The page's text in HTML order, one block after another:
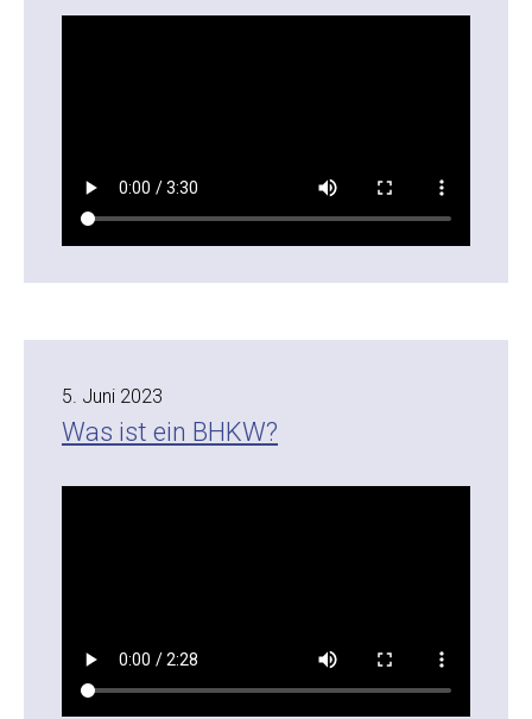
5. Juni 2023
Was ist ein BHKW?